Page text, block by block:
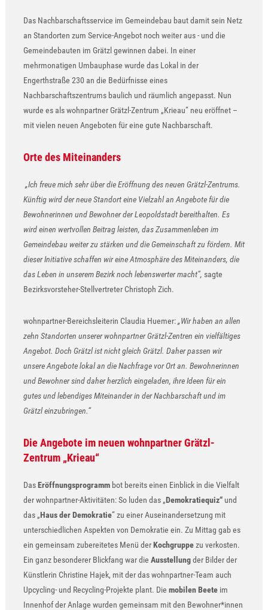
Das Nachbarschaftsservice im Gemeindebau baut damit sein Netz
an Standorten zum Service-Angebot noch weiter aus - und die
Gemeindebauten im Grätzl gewinnen dabei. In einer
mehrmonatigen Umbauphase wurde das Lokal in der
Engerthstraße 230 an die Bedürfnisse eines
Nachbarschaftszentrums baulich und räumlich angepasst. Nun
wurde es als wohnpartner Grätzl-Zentrum „Krieau“ neu eröffnet –
mit vielen neuen Angeboten für eine gute Nachbarschaft.
Orte des Miteinanders
„Ich freue mich sehr über die Eröffnung des neuen Grätzl-Zentrums.
Künftig wird der neue Standort eine Vielzahl an Angebote für die
Bewohnerinnen und Bewohner der Leopoldstadt bereithalten. Es
wird einen wertvollen Beitrag leisten, das Zusammenleben im
Gemeindebau weiter zu stärken und die Gemeinschaft zu fördern. Mit
dieser Initiative schaffen wir eine Atmosphäre des Miteinanders, die
das Leben in unserem Bezirk noch lebenswerter macht“, sagte
Bezirksvorsteher-Stellvertreter Christoph Zich.
wohnpartner-Bereichsleiterin Claudia Huemer:„Wir haben an allen
zehn Standorten unserer wohnpartner Grätzl-Zentren ein vielfältiges
Angebot. Doch Grätzl ist nicht gleich Grätzl. Daher passen wir
unsere Angebote lokal an die Nachfrage vor Ort an. Bewohnerinnen
und Bewohner sind daher herzlich eingeladen, ihre Ideen für ein
gutes und lebendiges Miteinander in der Nachbarschaft und im
Grätzl einzubringen.“
Die Angebote im neuen wohnpartner Grätzl-
Zentrum „Krieau“
DasEröffnungsprogrammbot bereits einen Einblick in die Vielfalt
der wohnpartner-Aktivitäten: So luden das „Demokratiequiz“und
das „Haus der Demokratie“ zu einer Auseinandersetzung mit
unterschiedlichen Aspekten von Demokratie ein. Zu Mittag gab es
ein gemeinsam zubereitetes Menü derKochgruppezu verkosten.
Ein ganz besonderer Blickfang war die Ausstellungder Bilder der
Künstlerin Christine Hajek, mit der das wohnpartner-Team auch
Upcycling- und Recycling-Projekte plant. Die mobilen Beeteim
Innenhof der Anlage wurden gemeinsam mit den Bewohner*innen